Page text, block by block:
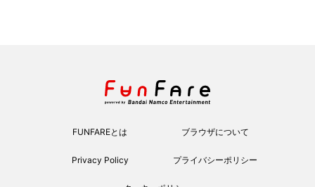
FUNFAREとは ブラウザについて
Privacy Policy プライバシーポリシー